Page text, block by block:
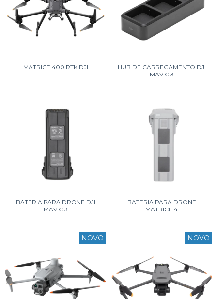
MATRICE 400 RTK DJI
HUB DE CARREGAMENTO DJI
MAVIC 3
BATERIA PARA DRONE DJI
MAVIC 3
BATERIA PARA DRONE
MATRICE 4
NOVO NOVO